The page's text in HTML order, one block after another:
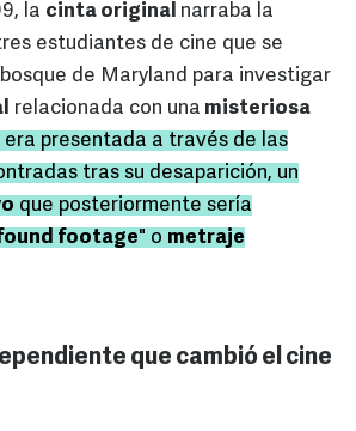
la cinta original narraba la
estudiantes de cine que se
de Maryland para investigar
relacionada con una misteriosa
era presentada a través de las
tras su desaparición, un
que posteriormente sería
footage" o metraje
que cambió el cine